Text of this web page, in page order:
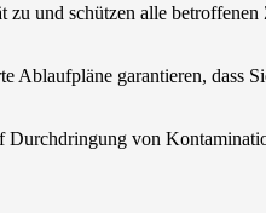
und schützen alle
garantieren, dass
Durchdringung von